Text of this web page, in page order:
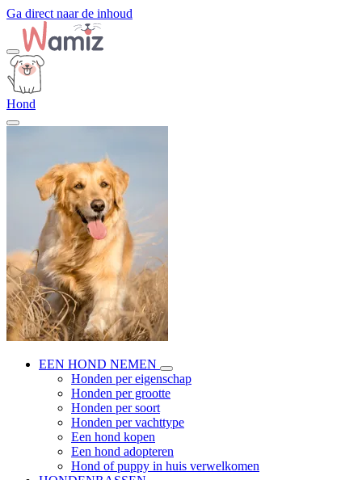
Ga direct naar de inhoud
Hond
EEN HOND NEMEN
Honden per eigenschap
Honden per grootte
Honden per soort
Honden per vachttype
Een hond kopen
Een hond adopteren
Hond of puppy in huis verwelkomen